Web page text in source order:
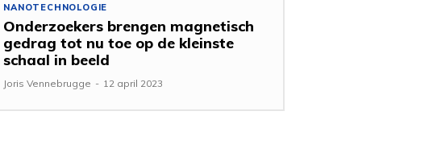
NANOTECHNOLOGIE
Onderzoekers brengen magnetisch
gedrag tot nu toe op de kleinste
schaal in beeld
Joris Vennebrugge - 12 april 2023